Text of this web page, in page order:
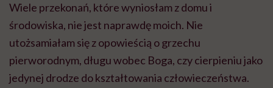
Wiele przekonań, które wyniosłam z domu i
środowiska, nie jest naprawdę moich. Nie
utożsamiałam się z opowieścią o grzechu
pierworodnym, długu wobec Boga, czy cierpieniu jako
jedynej drodze do kształtowania człowieczeństwa.